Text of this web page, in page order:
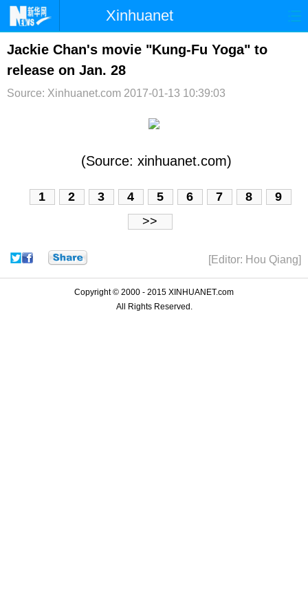
Xinhuanet
首页 时政 国际 港澳
台湾 财经
微博
Jackie Chan's movie "Kung-Fu Yoga" to
release on Jan. 28
Source: Xinhuanet.com 2017-01-13 10:39:03
(Source: xinhuanet.com)
1 2 3 4 5 6 7 8
9
>>
[Editor: Hou Qiang]
Copyright © 2000 - 2015 XINHUANET.com
All Rights Reserved.